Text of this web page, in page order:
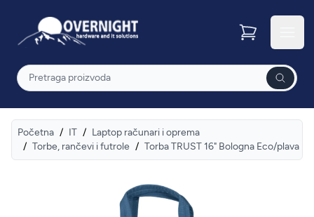
Overnight
Pretraga
Početna / IT / Laptop računari i oprema
/ Torbe, rančevi i futrole / Torba TRUST 16" Bologna Eco/plava